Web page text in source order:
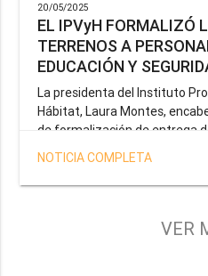
20/05/2025
EL IPVyH FORMALIZÓ
TERRENOS A
EDUCACIÓN Y
La presidenta del Instituto
Hábitat, Laura Montes,
de formalización de entrega
correspondientes a la
el Gobernador Gustavo
objetivo brindar una solución
Provincia y del Servicio
NOTICIA COMPLETA
VER